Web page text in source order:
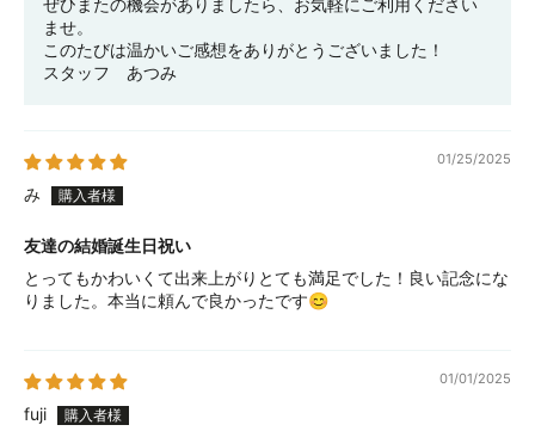
ぜひまたの機会がありましたら、お気軽にご利用ください
ませ。
このたびは温かいご感想をありがとうございました！
スタッフ あつみ
01/25/2025
み
友達の結婚誕生日祝い
とってもかわいくて出来上がりとても満足でした！良い記念にな
りました。本当に頼んで良かったです😊
01/01/2025
fuji